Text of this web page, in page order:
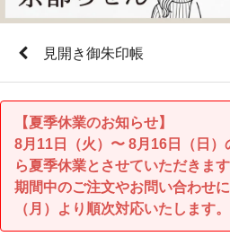
見開き御朱印帳
【夏季休業のお知らせ】
8月11日（火）〜 8月16日（日
ら夏季休業とさせていただきます
期間中のご注文やお問い合わせ
（月）より順次対応いたします。